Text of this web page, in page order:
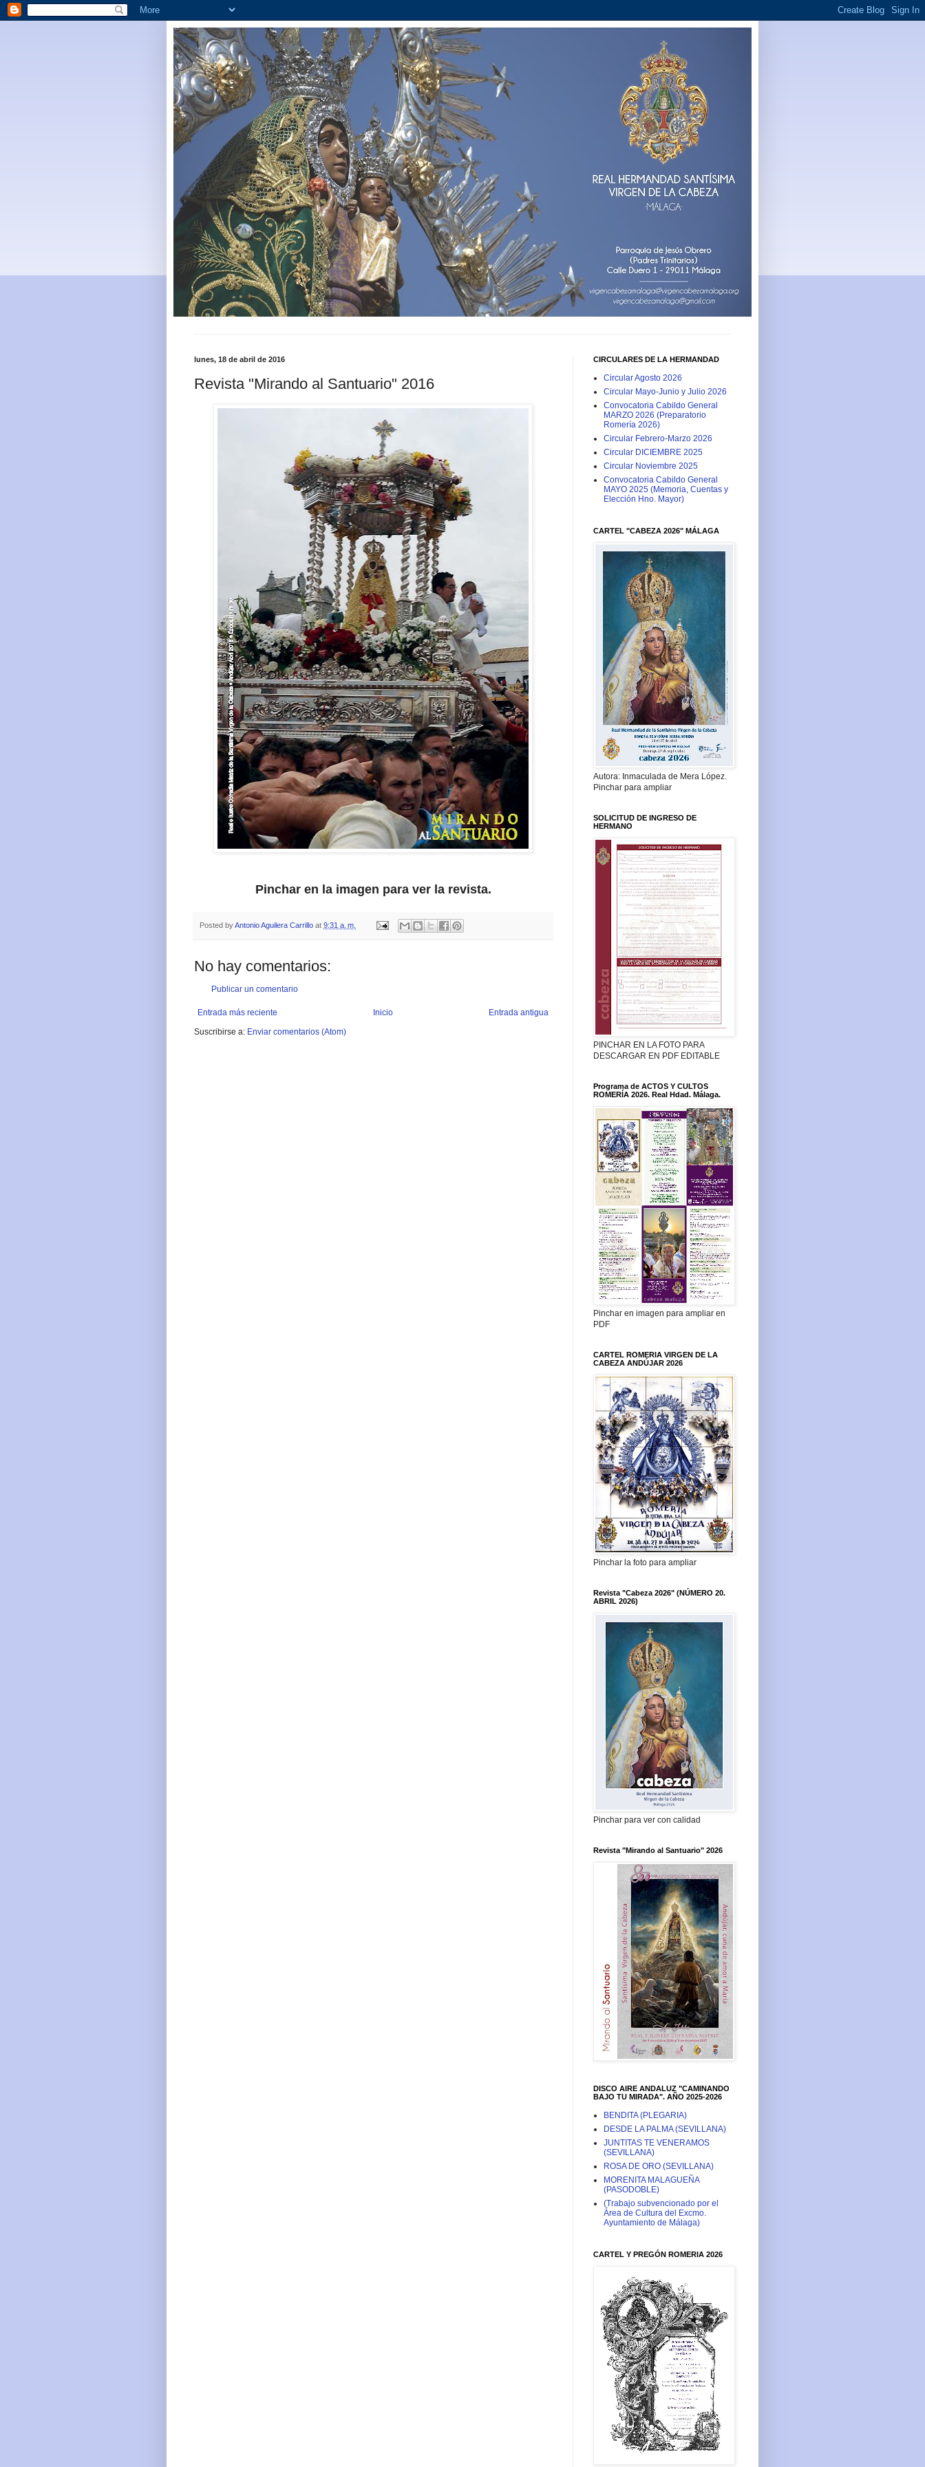
lunes, 18 de abril de 2016
Revista "Mirando al Santuario" 2016
Pinchar en la imagen para ver la revista.
Posted byAntonio Aguilera Carrillo at 9:31 a. m.
No hay comentarios:
Publicar un comentario
Entrada más reciente Entrada antigua
Inicio
Suscribirse a: Enviar comentarios (Atom)
CIRCULARES DE LA HERMANDAD
Circular Agosto 2026
Circular Mayo-Junio y Julio 2026
Convocatoria Cabildo General
MARZO 2026 (Preparatorio
Romería 2026)
Circular Febrero-Marzo 2026
Circular DICIEMBRE 2025
Circular Noviembre 2025
Convocatoria Cabildo General
MAYO 2025 (Memoria, Cuentas y
Elección Hno. Mayor)
CARTEL "CABEZA 2026" MÁLAGA
Autora: Inmaculada de Mera López.
Pinchar para ampliar
SOLICITUD DE INGRESO DE
HERMANO
PINCHAR EN LA FOTO PARA
DESCARGAR EN PDF EDITABLE
Programa de ACTOS Y CULTOS
ROMERÍA 2026. Real Hdad. Málaga.
Pinchar en imagen para ampliar en
PDF
CARTEL ROMERIA VIRGEN DE LA
CABEZA ANDÚJAR 2026
Pinchar la foto para ampliar
Revista "Cabeza 2026" (NÚMERO 20.
ABRIL 2026)
Pinchar para ver con calidad
Revista "Mirando al Santuario" 2026
DISCO AIRE ANDALUZ "CAMINANDO
BAJO TU MIRADA". AÑO 2025-2026
BENDITA (PLEGARIA)
DESDE LA PALMA (SEVILLANA)
JUNTITAS TE VENERAMOS
(SEVILLANA)
ROSA DE ORO (SEVILLANA)
MORENITA MALAGUEÑA
(PASODOBLE)
(Trabajo subvencionado por el
Área de Cultura del Excmo.
Ayuntamiento de Málaga)
CARTEL Y PREGÓN ROMERIA 2026